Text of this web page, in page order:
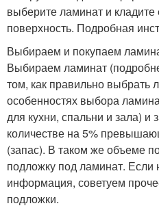
выберите ламинат и
поверхность. Подробная
Выбираем и покупаем
Выбираем ламинат
том, как правильно выбрать
особенностях выбора
для кухни, спальни и зала) и
количестве на 5%
(запас). В таком же объеме
подложку под ламинат. Если
информация, советуем
подложки.